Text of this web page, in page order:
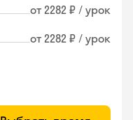
от 2282 ₽ / урок
от 2282 ₽ / урок